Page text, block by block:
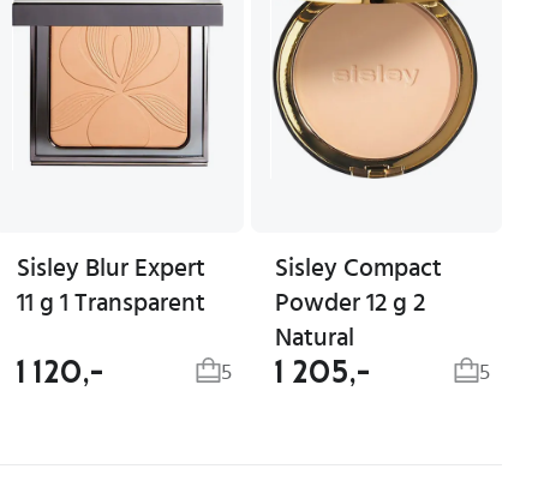
Sisley Blur Expert
11 g 1 Transparent
1 120,- 5
Sisley Compact
Powder 12 g 2
Natural
1 205,- 5